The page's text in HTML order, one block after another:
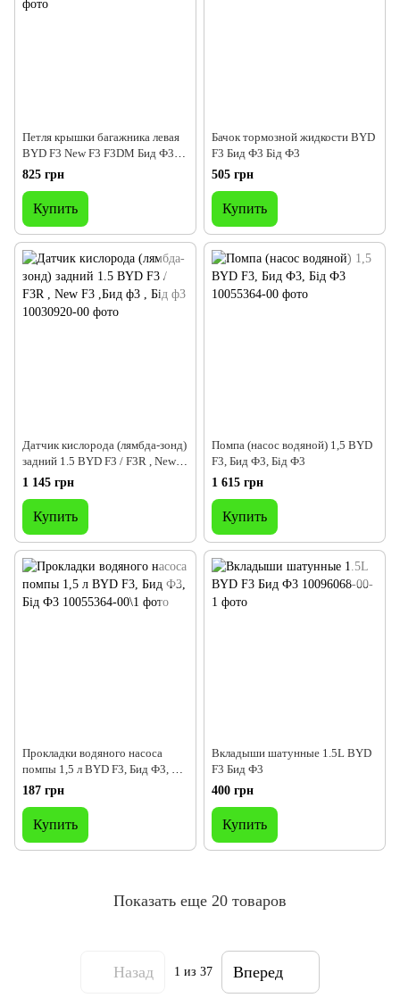
Петля крышки багажника левая
BYD F3 New F3 F3DM Бид Ф3
Бід Ф3
825 грн
Купить
Бачок тормозной жидкости BYD
F3 Бид Ф3 Бід Ф3
505 грн
Купить
Датчик кислорода (лямбда-зонд)
задний 1.5 BYD F3 / F3R , New
F3 ,Бид ф3 , Бід ф3
1 145 грн
Купить
Помпа (насос водяной) 1,5 BYD
F3, Бид Ф3, Бід Ф3
1 615 грн
Купить
Прокладки водяного насоса
помпы 1,5 л BYD F3, Бид Ф3, Бід
Ф3
187 грн
Купить
Вкладыши шатунные 1.5L BYD
F3 Бид Ф3
400 грн
Купить
Показать еще 20 товаров
Назад 1 из 37 Вперед